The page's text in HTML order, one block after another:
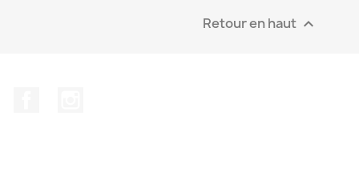
Retour en haut 